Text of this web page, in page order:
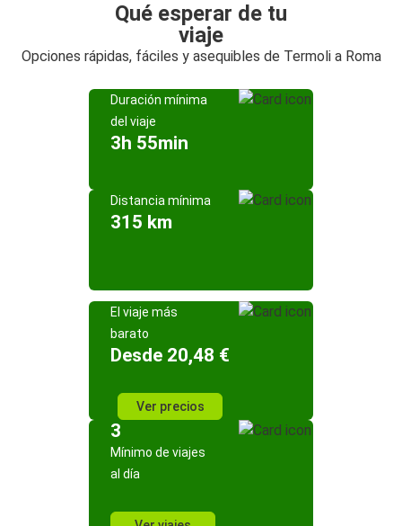
Qué esperar de tu
viaje
Opciones rápidas, fáciles y asequibles de Termoli a Roma
Duración mínima
del viaje
3h 55min
Distancia mínima
315 km
El viaje más
barato
Desde 20,48 €
Ver precios
3
Mínimo de viajes
al día